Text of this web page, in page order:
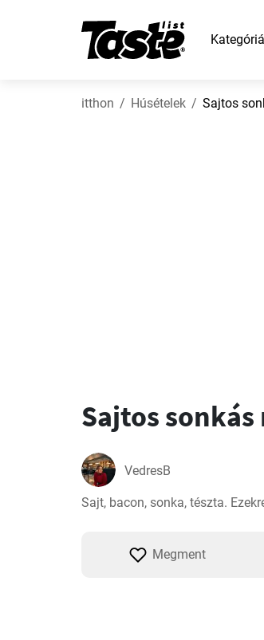
itthon Húsételek Sajtos
Sajtos
VedresB
Sajt, bacon, sonka, tészta.
Megment